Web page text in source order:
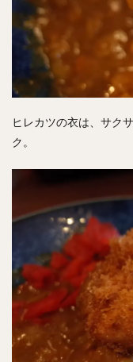
ヒレカツの衣は、サク
ク。